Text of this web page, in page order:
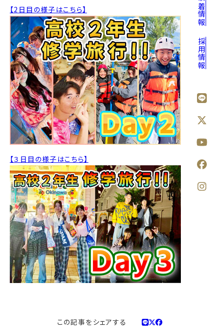
新着情報
採用情報
【2日目の様子はこちら】
【３日目の様子はこちら】
この記事をシェアする